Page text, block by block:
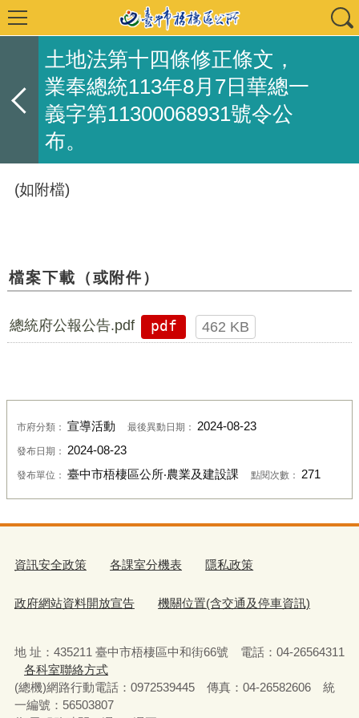
土地法第十四條修正條文，
業奉總統113年8月7日華總一
義字第11300068931號令公
布。
(如附檔)
檔案下載（或附件）
總統府公報公告.pdf pdf 462 KB
市府分類： 宣導活動 最後異動日期： 2024-08-23
發布日期： 2024-08-23
發布單位： 臺中市梧棲區公所‧農業及建設課 點閱次數： 271
資訊安全政策 各課室分機表 隱私政策
政府網站資料開放宣告 機關位置(含交通及停車資訊)
地 址：435211 臺中市梧棲區中和街66號 電話：04-26564311
各科室聯絡方式
(總機)網路行動電話：0972539445 傳真：04-26582606 統
一編號：56503807